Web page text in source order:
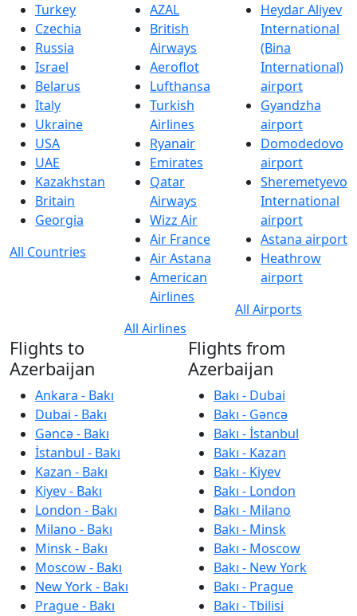
Turkey
Czechia
Russia
Israel
Belarus
Italy
Ukraine
USA
UAE
Kazakhstan
Britain
Georgia
All Countries
AZAL
British
Airways
Aeroflot
Lufthansa
Turkish
Airlines
Ryanair
Emirates
Qatar
Airways
Wizz Air
Air France
Air Astana
American
Airlines
All Airlines
Heydar Aliyev
International
(Bina
International)
airport
Gyandzha
airport
Domodedovo
airport
Sheremetyevo
International
airport
Astana airport
Heathrow
airport
All Airports
Flights to
Azerbaijan
Ankara - Bakı
Dubai - Bakı
Gəncə - Bakı
İstanbul - Bakı
Kazan - Bakı
Kiyev - Bakı
London - Bakı
Milano - Bakı
Minsk - Bakı
Moscow - Bakı
New York - Bakı
Prague - Bakı
Flights from
Azerbaijan
Bakı - Dubai
Bakı - Gəncə
Bakı - İstanbul
Bakı - Kazan
Bakı - Kiyev
Bakı - London
Bakı - Milano
Bakı - Minsk
Bakı - Moscow
Bakı - New York
Bakı - Prague
Bakı - Tbilisi